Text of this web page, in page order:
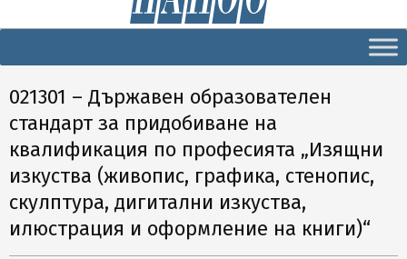
Navigation
021301 – Държавен образователен
стандарт за придобиване на
квалификация по професията „Изящни
изкуства (живопис, графика, стенопис,
скулптура, дигитални изкуства,
илюстрация и оформление на книги)“